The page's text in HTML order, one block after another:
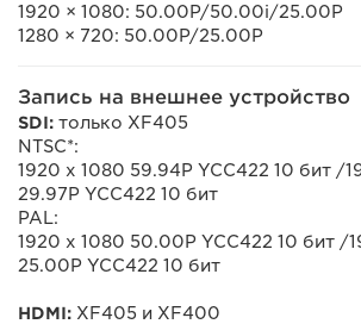
1920 × 1080: 50.00P/50.00i/25.00P
1280 × 720: 50.00P/25.00P
Запись на внешнее устройство
SDI: только XF405
NTSC*:
1920 x 1080 59.94P YCC422 10 бит /
29.97P YCC422 10 бит
PAL:
1920 x 1080 50.00P YCC422 10 бит /
25.00P YCC422 10 бит
HDMI: XF405 и XF400